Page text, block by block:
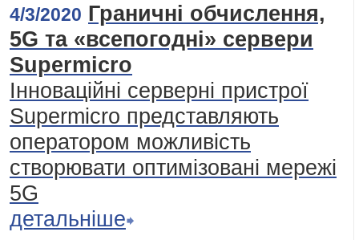
4/3/2020 Граничні обчислення,
5G та «всепогодні» сервери
Supermicro
Інноваційні серверні пристрої
Supermicro представляють
оператором можливість
створювати оптимізовані мережі
5G
детальніше